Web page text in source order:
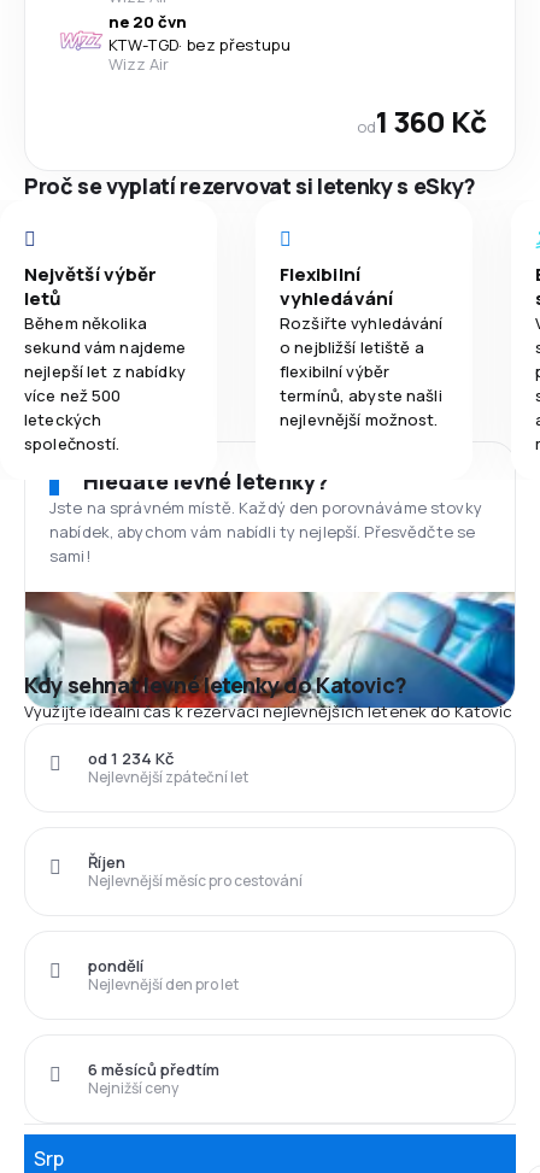
ne 20 čvn
KTW-TGD· bez přestupu
Wizz Air
od1 360 Kč
Proč se vyplatí rezervovat si letenky s eSky?
Největší výběr
letů
Během několika
sekund vám najdeme
nejlepší let z nabídky
více než 500
leteckých
společností.
Flexibilní
vyhledávání
Rozšiřte vyhledávání
o nejbližší letiště a
flexibilní výběr
termínů, abyste našli
nejlevnější možnost.
Hledáte levné letenky?
Jste na správném místě. Každý den porovnáváme stovky
nabídek, abychom vám nabídli ty nejlepší. Přesvědčte se
sami!
Kdy sehnat levné letenky do Katovic?
Využijte ideální čas k rezervaci nejlevnějších letenek do Katovic
Nejlevnější zpáteční let
od 1 234 Kč
Nejlevnější měsíc pro cestování
Říjen
Nejlevnější den pro let
pondělí
Nejnižší ceny
6 měsíců předtím
Srp